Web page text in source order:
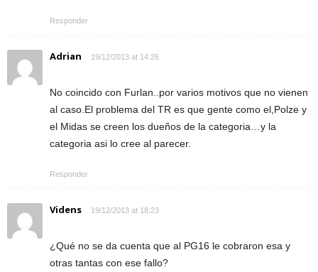
Responder
Adrian 19/12/2013 at 14:26
No coincido con Furlan..por varios motivos que no vienen
al caso.El problema del TR es que gente como el,Polze y
el Midas se creen los dueños de la categoria…y la
categoria asi lo cree al parecer.
Responder
Videns 19/12/2013 at 18:23
¿Qué no se da cuenta que al PG16 le cobraron esa y
otras tantas con ese fallo?